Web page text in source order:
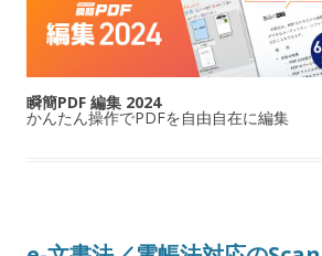
瞬簡PDF 編集 2024
かんたん操作でPDFを自由自在に編集